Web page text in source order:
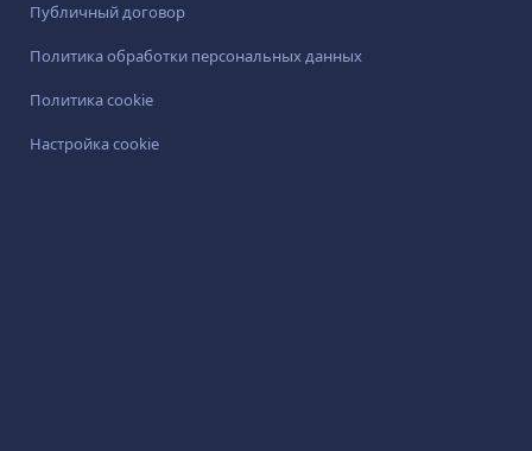
Публичный договор
Политика обработки персональных данных
Политика cookie
Настройка cookie